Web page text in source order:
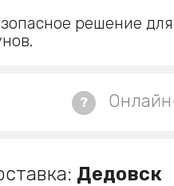
решение
?
Дедовск